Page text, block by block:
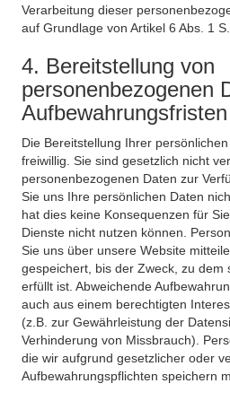
Verarbeitung dieser
auf Grundlage von Artikel 6 Abs. 1
4. Bereitstellung von
personenbezogenen
Aufbewahrungsfristen
Die Bereitstellung Ihrer
freiwillig. Sie sind gesetzlich nicht
personenbezogenen Daten zur
Sie uns Ihre persönlichen Daten
hat dies keine Konsequenzen für
Dienste nicht nutzen können.
Sie uns über unsere Website
gespeichert, bis der Zweck, zu dem
erfüllt ist. Abweichende
auch aus einem berechtigten
(z.B. zur Gewährleistung der
Verhinderung von Missbrauch).
die wir aufgrund gesetzlicher oder
Aufbewahrungspflichten speichern